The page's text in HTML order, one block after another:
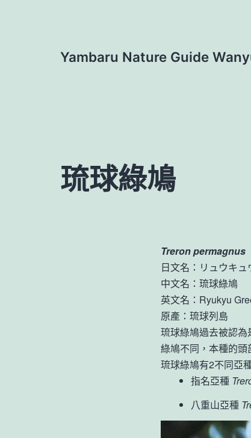
Yambaru Nature Guide
琉球綠鳩
Treron permagnus
日文名：リュウキュ
中文名：琉球綠鳩
英文名：Ryukyu
原產：琉球列島
琉球綠鳩過去被認
綠鳩不同，本種的頭
琉球綠鳩有2不同亞
指名亞種
八重山亞種